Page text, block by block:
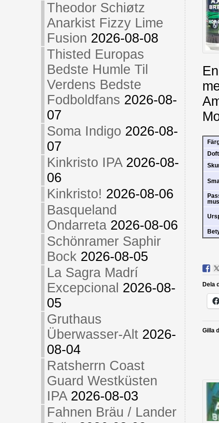
Theodor Schiøtz
Anarkist Fizzy Lime
Fusion 2026-08-08
Thisted Europas
Bedste Humle Til
Verdens Bedste
Fodboldfans 2026-08-
07
Soma Indigo 2026-08-
07
Kinkristo IPA 2026-08-
06
Kinkristo! 2026-08-06
Basqueland
Ondarreta 2026-08-06
Schönramer Saphir
Bock 2026-08-05
La Sagra Madrí
Excepcional 2026-08-
05
Gruthaus
Überwasser-Alt 2026-
08-04
Ratsherrn Coast
Guard Westküsten
IPA 2026-08-03
Fahnen Bräu / Lander
Doft
Dela
Gilla